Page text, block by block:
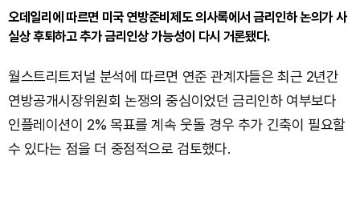
오데일리에 따르면 미국 연방준비제도 의사록에서 금리인하 논의가 사
실상 후퇴하고 추가 금리인상 가능성이 다시 거론됐다.
월스트리트저널 분석에 따르면 연준 관계자들은 최근 2년간
연방공개시장위원회 논쟁의 중심이었던 금리인하 여부보다
인플레이션이 2% 목표를 계속 웃돌 경우 추가 긴축이 필요할
수 있다는 점을 더 중점적으로 검토했다.